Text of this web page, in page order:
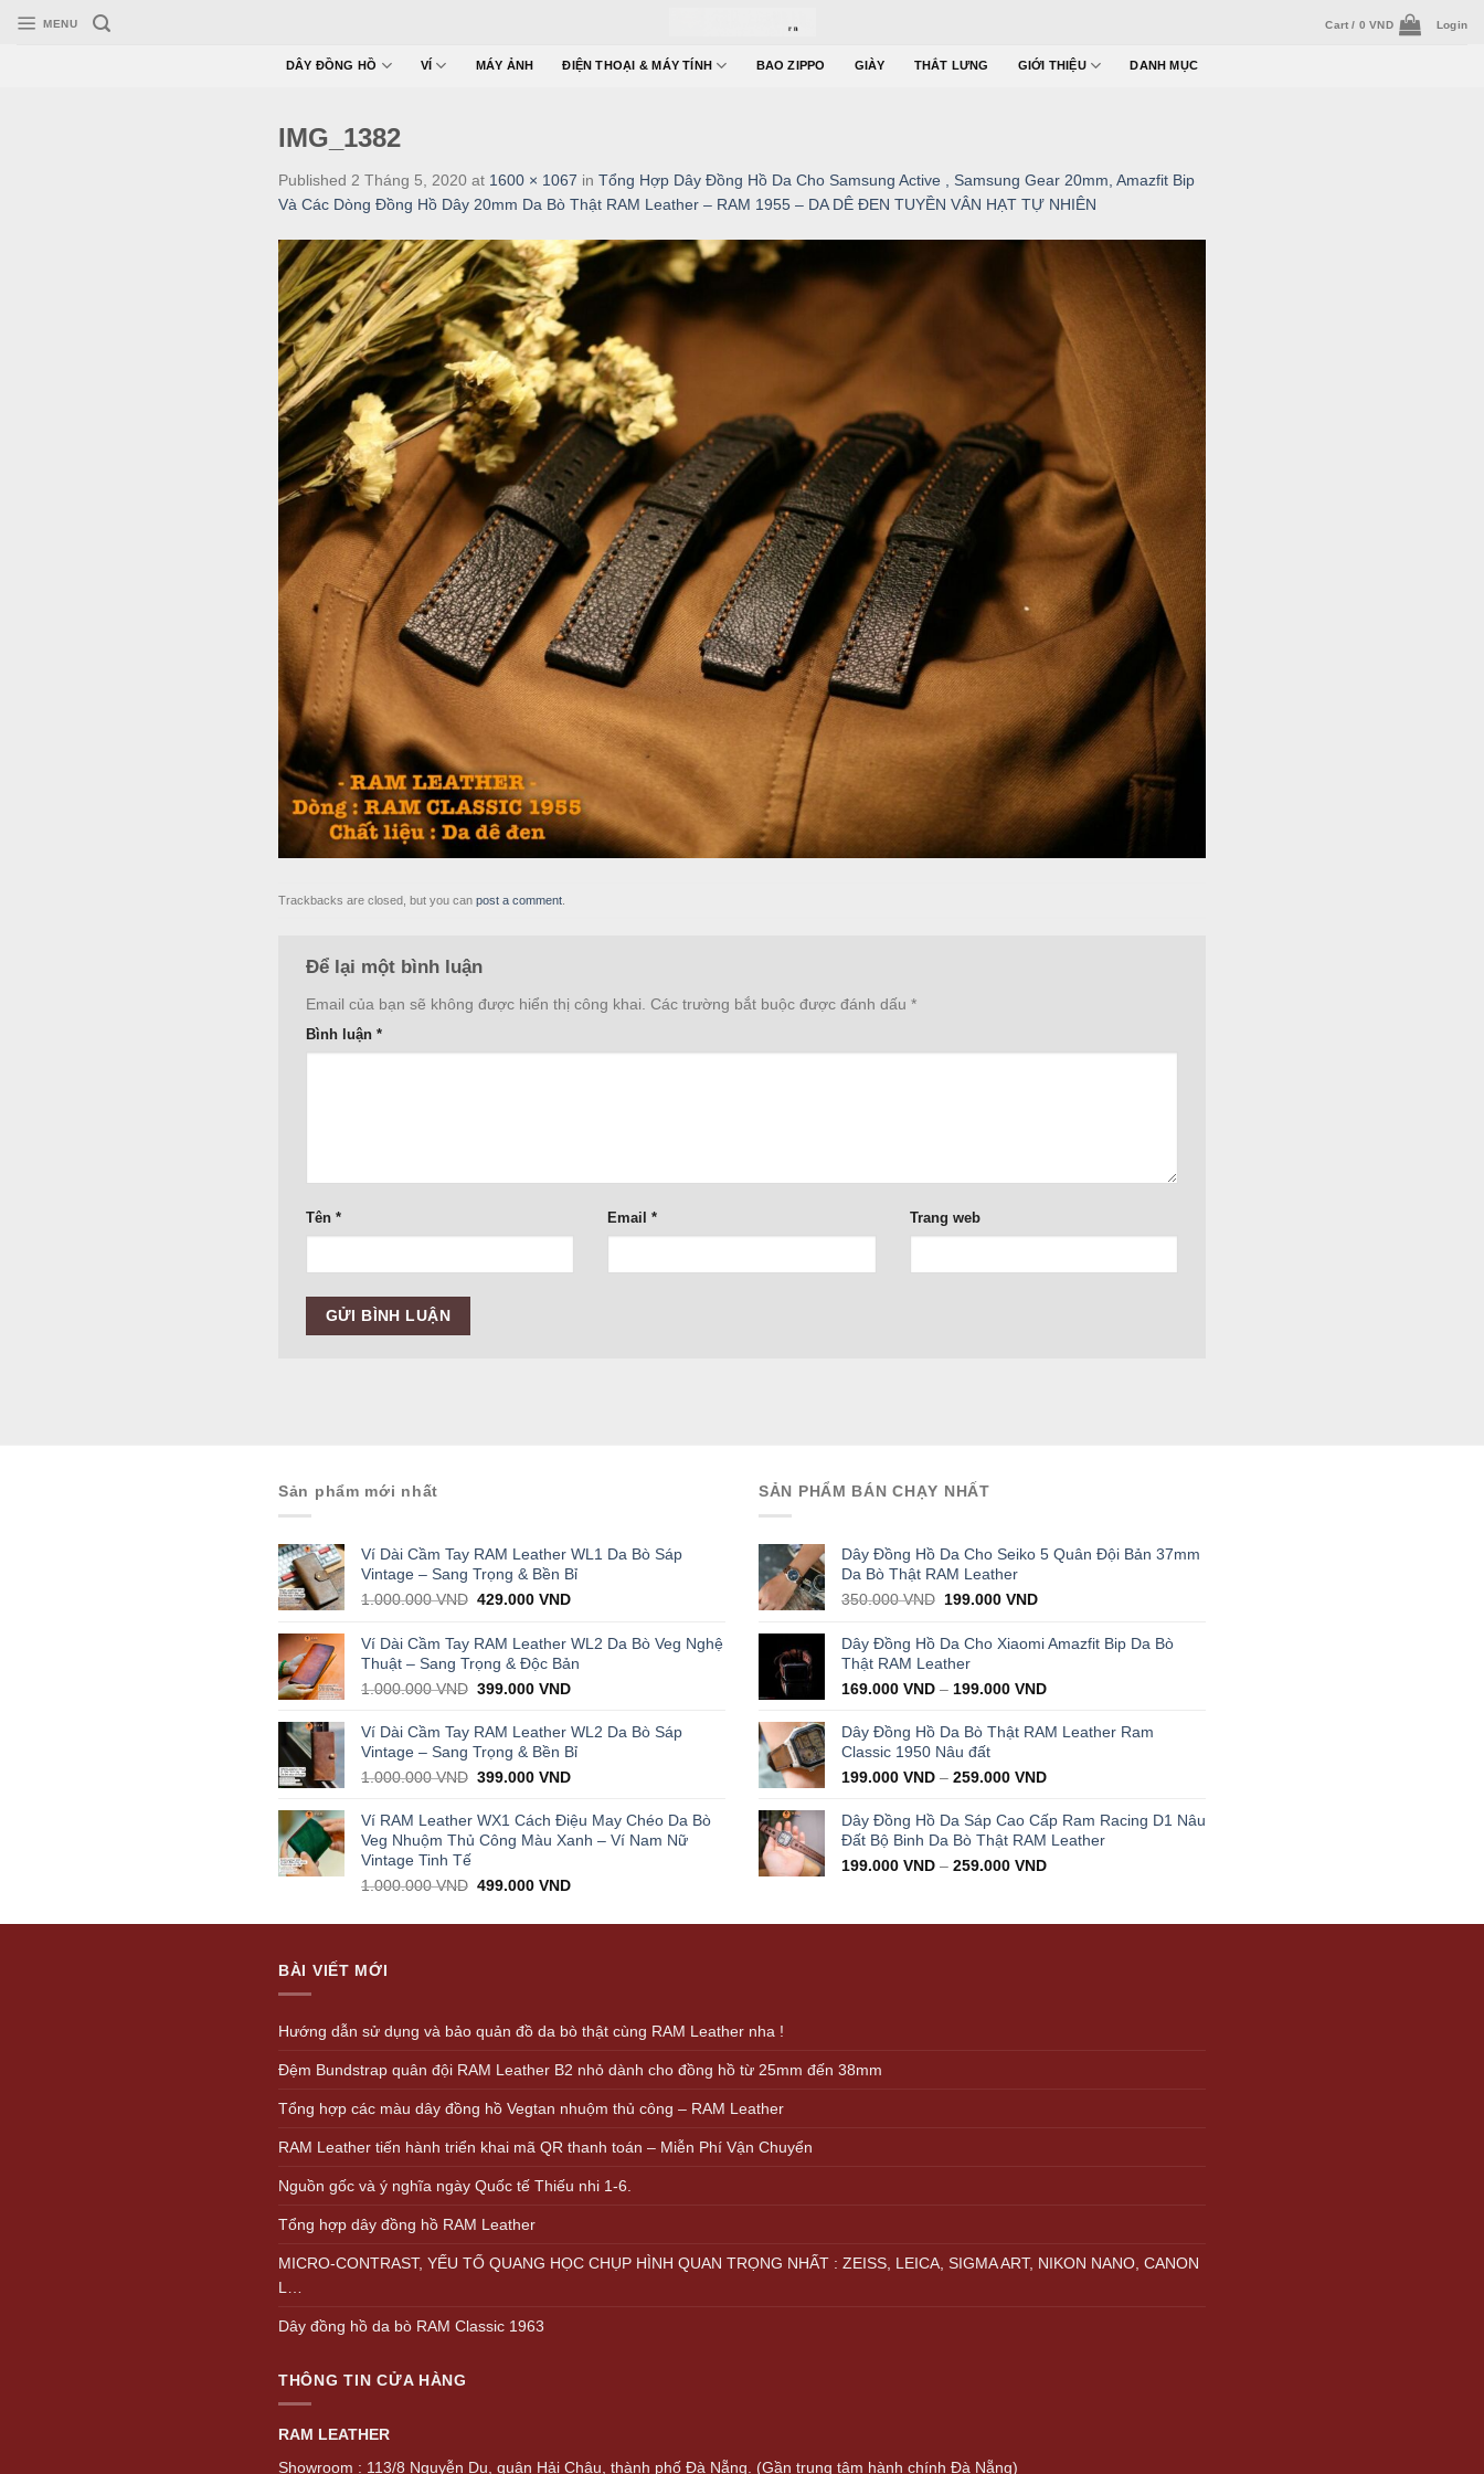
MENU Cart / 0VND Login
DÂY ĐỒNG HỒ VÍ MÁY ẢNH ĐIỆN THOẠI & MÁY TÍNH BAO ZIPPO GIÀY THẮT LƯNG GIỚI THIỆU DANH MỤC
IMG_1382
Published 2 Tháng 5, 2020 at 1600 × 1067 in Tổng Hợp Dây Đồng Hồ Da Cho Samsung Active , Samsung Gear 20mm, Amazfit Bip
Và Các Dòng Đồng Hồ Dây 20mm Da Bò Thật RAM Leather – RAM 1955 – DA DÊ ĐEN TUYỀN VÂN HẠT TỰ NHIÊN
Trackbacks are closed, but you can post a comment
Để lại một bình luận
Email của bạn sẽ không được hiển thị công khai. Các trường bắt buộc được đánh dấu *
Bình luận *
Tên * Email* Trang web
Sản phẩm mới nhất
Ví Dài Cầm Tay RAM Leather WL1 Da Bò Sáp
Vintage – Sang Trọng & Bền Bỉ
1.000.000VND Original
was:
1.000.000 VND.
429.000VNDCurrent
is:
429.000 VND.
Ví Dài Cầm Tay RAM Leather WL2 Da Bò Veg Nghệ
Thuật – Sang Trọng & Độc Bản
1.000.000VND Original
was:
1.000.000 VND.
399.000VNDCurrent
is:
399.000 VND.
Ví Dài Cầm Tay RAM Leather WL2 Da Bò Sáp
Vintage – Sang Trọng & Bền Bỉ
1.000.000VND Original
was:
1.000.000 VND.
399.000VNDCurrent
is:
399.000 VND.
Ví RAM Leather WX1 Cách Điệu May Chéo Da Bò
Veg Nhuộm Thủ Công Màu Xanh – Ví Nam Nữ
Vintage Tinh Tế
1.000.000VND Original
was:
499.000VNDCurrent
is:
SẢN PHẨM BÁN CHẠY NHẤT
Dây Đồng Hồ Da Cho Seiko 5 Quân Đội Bản 37mm
Da Bò Thật RAM Leather
350.000VND Original
was:
350.000 VND.
199.000VNDCurrent
is:
199.000 VND.
Dây Đồng Hồ Da Cho Xiaomi Amazfit Bip Da Bò
Thật RAM Leather
169.000 VND – 199.000 VND
Dây Đồng Hồ Da Bò Thật RAM Leather Ram
Classic 1950 Nâu đất
199.000 VND – 259.000 VND
Dây Đồng Hồ Da Sáp Cao Cấp Ram Racing D1 Nâu
Đất Bộ Binh Da Bò Thật RAM Leather
199.000 VND – 259.000 VND
BÀI VIẾT MỚI
Hướng dẫn sử dụng và bảo quản đồ da bò thật cùng RAM Leather nha !
Đệm Bundstrap quân đội RAM Leather B2 nhỏ dành cho đồng hồ từ 25mm đến 38mm
Tổng hợp các màu dây đồng hồ Vegtan nhuộm thủ công – RAM Leather
RAM Leather tiến hành triển khai mã QR thanh toán – Miễn Phí Vận Chuyển
Nguồn gốc và ý nghĩa ngày Quốc tế Thiếu nhi 1-6.
Tổng hợp dây đồng hồ RAM Leather
MICRO-CONTRAST, YẾU TỐ QUANG HỌC CHỤP HÌNH QUAN TRỌNG NHẤT : ZEISS, LEICA, SIGMA ART, NIKON NANO, CANON
L…
Dây đồng hồ da bò RAM Classic 1963
THÔNG TIN CỬA HÀNG
RAM LEATHER
Showroom : 113/8 Nguyễn Du, quận Hải Châu, thành phố Đà Nẵng. (Gần trung tâm hành chính Đà Nẵng)